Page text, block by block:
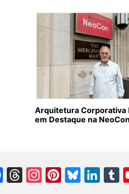
Arquitetura Corporativa
em Destaque na
Facebook
Threads
Instagram